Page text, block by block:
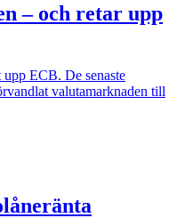
– och retar upp
ECB. De senaste
valutamarknaden till